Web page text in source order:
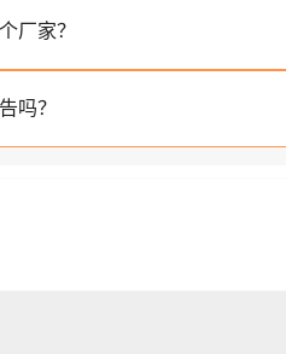
厂家？
吗？